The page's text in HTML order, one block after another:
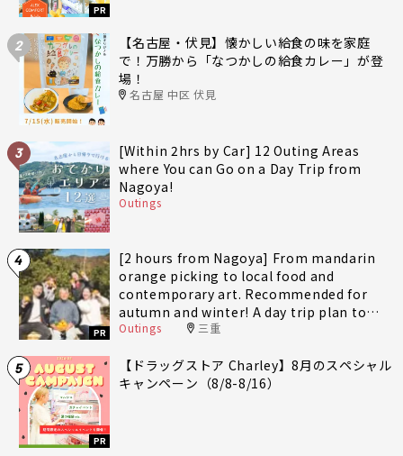
PR
2
【名古屋・伏見】懐かしい給食の味を家庭
で！万勝から「なつかしの給食カレー」が登
場！
名古屋 中区 伏見
3
[Within 2hrs by Car] 12 Outing Areas
where You can Go on a Day Trip from
Nagoya!
Outings
4
PR
[2 hours from Nagoya] From mandarin
orange picking to local food and
contemporary art. Recommended for
autumn and winter! A day trip plan to
fully enjoy Minami-Ise Town
Outings 三重
5
PR
【ドラッグストア Charley】8月のスペシャル
キャンペーン（8/8-8/16）